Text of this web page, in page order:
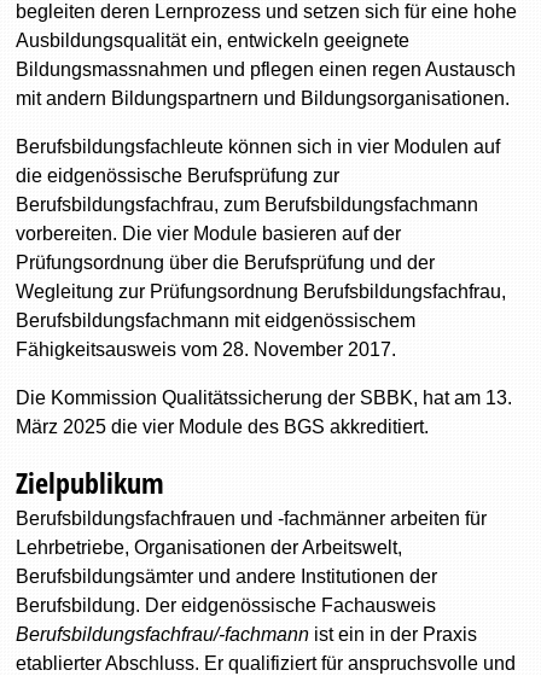
begleiten deren Lernprozess und setzen sich für eine hohe
Ausbildungsqualität ein, entwickeln geeignete
Bildungsmassnahmen und pflegen einen regen Austausch
mit andern Bildungspartnern und Bildungsorganisationen.
Berufsbildungsfachleute können sich in vier Modulen auf
die eidgenössische Berufsprüfung zur
Berufsbildungsfachfrau, zum Berufsbildungsfachmann
vorbereiten. Die vier Module basieren auf der
Prüfungsordnung über die Berufsprüfung und der
Wegleitung zur Prüfungsordnung Berufsbildungsfachfrau,
Berufsbildungsfachmann mit eidgenössischem
Fähigkeitsausweis vom 28. November 2017.
Die Kommission Qualitätssicherung der SBBK, hat am 13.
März 2025 die vier Module des BGS akkreditiert.
Zielpublikum
Berufsbildungsfachfrauen und -fachmänner arbeiten für
Lehrbetriebe, Organisationen der Arbeitswelt,
Berufsbildungsämter und andere Institutionen der
Berufsbildung. Der eidgenössische Fachausweis
Berufsbildungsfachfrau/-fachmann ist ein in der Praxis
etablierter Abschluss. Er qualifiziert für anspruchsvolle und